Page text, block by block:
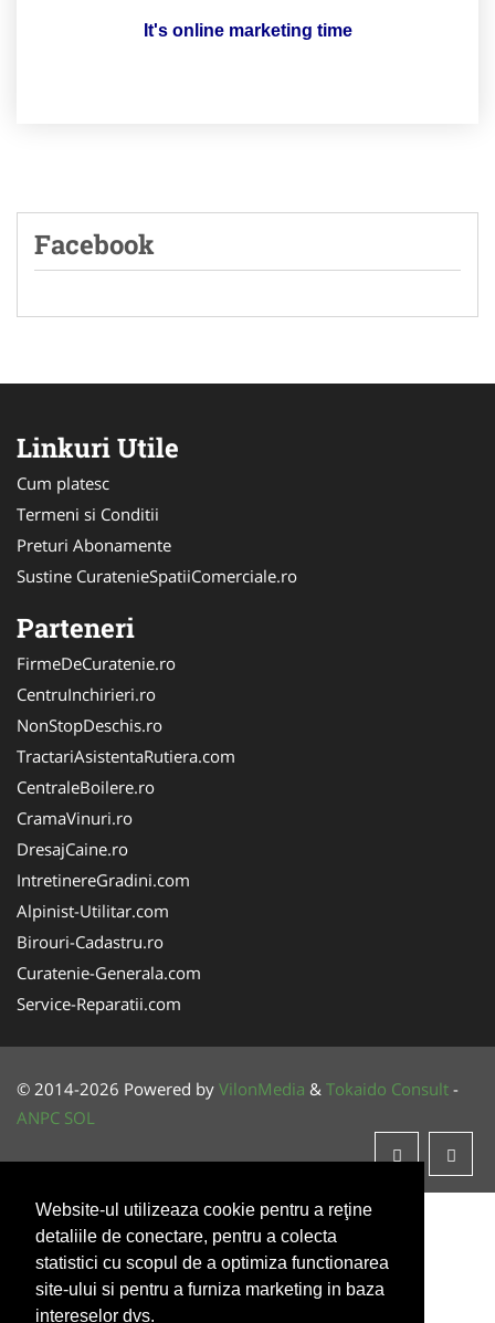
Website-ul utilizeaza cookie pentru a reţine
detaliile de conectare, pentru a colecta
statistici cu scopul de a optimiza functionarea
site-ului si pentru a furniza marketing in baza
intereselor dvs.
It's online marketing time
Facebook
Linkuri Utile
Cum platesc
Termeni si Conditii
Preturi Abonamente
Sustine CuratenieSpatiiComerciale.ro
Parteneri
FirmeDeCuratenie.ro
CentruInchirieri.ro
NonStopDeschis.ro
TractariAsistentaRutiera.com
CentraleBoilere.ro
CramaVinuri.ro
DresajCaine.ro
IntretinereGradini.com
Alpinist-Utilitar.com
Birouri-Cadastru.ro
Curatenie-Generala.com
Service-Reparatii.com
© 2014-2026 Powered by VilonMedia & Tokaido Consult -
ANPC SOL